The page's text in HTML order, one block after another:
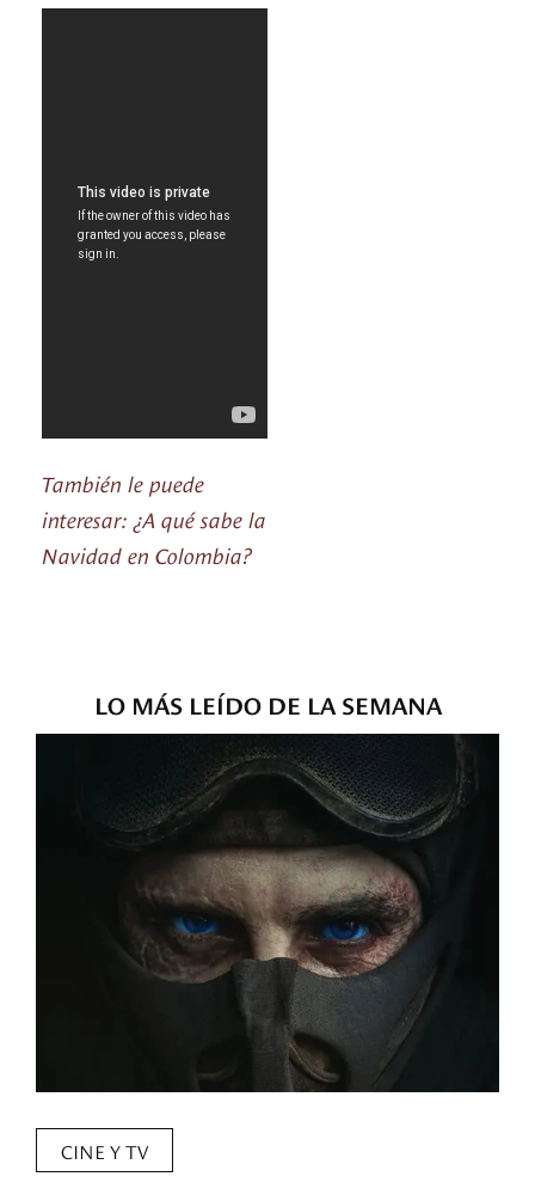
También le puede
interesar: ¿A qué sabe la
Navidad en Colombia?
LO MÁS LEÍDO DE LA SEMANA
CINE Y TV